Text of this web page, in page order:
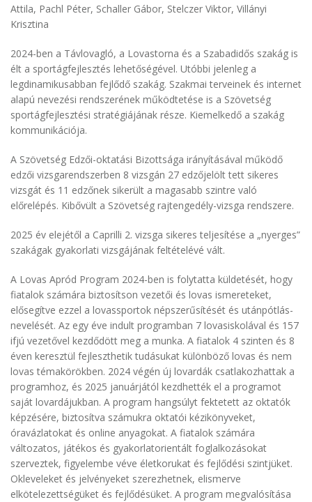
Attila, Pachl Péter, Schaller Gábor, Stelczer Viktor, Villányi
Krisztina
2024-ben a Távlovagló, a Lovastorna és a Szabadidős szakág is
élt a sportágfejlesztés lehetőségével. Utóbbi jelenleg a
legdinamikusabban fejlődő szakág. Szakmai terveinek és internet
alapú nevezési rendszerének működtetése is a Szövetség
sportágfejlesztési stratégiájának része. Kiemelkedő a szakág
kommunikációja.
A Szövetség Edzői-oktatási Bizottsága irányításával működő
edzői vizsgarendszerben 8 vizsgán 27 edzőjelölt tett sikeres
vizsgát és 11 edzőnek sikerült a magasabb szintre való
előrelépés. Kibővült a Szövetség rajtengedély-vizsga rendszere.
2025 év elejétől a Caprilli 2. vizsga sikeres teljesítése a „nyerges”
szakágak gyakorlati vizsgájának feltételévé vált.
A Lovas Apród Program 2024-ben is folytatta küldetését, hogy
fiatalok számára biztosítson vezetői és lovas ismereteket,
elősegítve ezzel a lovassportok népszerűsítését és utánpótlás-
nevelését. Az egy éve indult programban 7 lovasiskolával és 157
ifjú vezetővel kezdődött meg a munka. A fiatalok 4 szinten és 8
éven keresztül fejleszthetik tudásukat különböző lovas és nem
lovas témakörökben. 2024 végén új lovardák csatlakozhattak a
programhoz, és 2025 januárjától kezdhették el a programot
saját lovardájukban. A program hangsúlyt fektetett az oktatók
képzésére, biztosítva számukra oktatói kézikönyveket,
óravázlatokat és online anyagokat. A fiatalok számára
változatos, játékos és gyakorlatorientált foglalkozásokat
szerveztek, figyelembe véve életkorukat és fejlődési szintjüket.
Okleveleket és jelvényeket szerezhetnek, elismerve
elkötelezettségüket és fejlődésüket. A program megvalósítása